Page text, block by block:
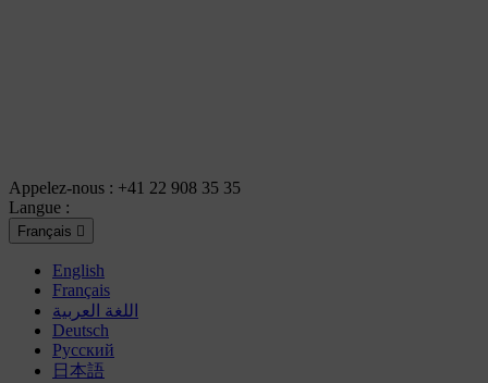
Appelez-nous : +41 22 908 35 35
Langue :
Français 
English
Français
اللغة العربية
Deutsch
Русский
日本語